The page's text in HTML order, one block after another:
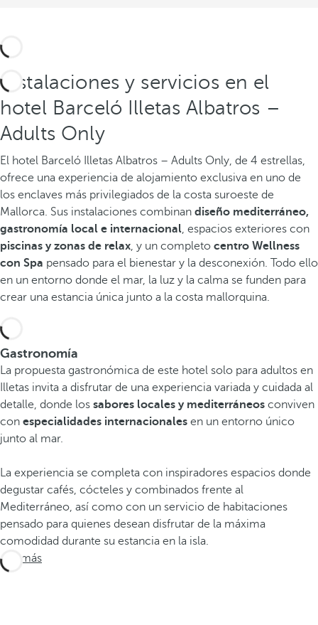
Instalaciones y servicios en el
hotel Barceló Illetas Albatros –
Adults Only
El hotel Barceló Illetas Albatros – Adults Only, de 4 estrellas,
ofrece una experiencia de alojamiento exclusiva en uno de
los enclaves más privilegiados de la costa suroeste de
Mallorca. Sus instalaciones combinan diseño mediterráneo,
gastronomía local e internacional, espacios exteriores con
piscinas y zonas de relax, y un completo centro Wellness
con Spa pensado para el bienestar y la desconexión. Todo ello
en un entorno donde el mar, la luz y la calma se funden para
crear una estancia única junto a la costa mallorquina.
Gastronomía
La propuesta gastronómica de este hotel solo para adultos en
Illetas invita a disfrutar de una experiencia variada y cuidada al
detalle, donde los sabores locales y mediterráneos conviven
con especialidades internacionales en un entorno único
junto al mar.
La experiencia se completa con inspiradores espacios donde
degustar cafés, cócteles y combinados frente al
Mediterráneo, así como con un servicio de habitaciones
pensado para quienes desean disfrutar de la máxima
comodidad durante su estancia en la isla.
Ver más